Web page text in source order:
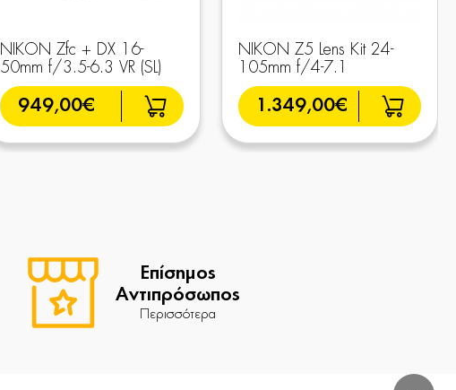
NIKON Zfc + DX 16-
50mm f/3.5-6.3 VR (SL)
949,00€
NIKON Z5 Lens Kit 24-
105mm f/4-7.1
1.349,00€
Επίσημος
Αντιπρόσωπος
Περισσότερα